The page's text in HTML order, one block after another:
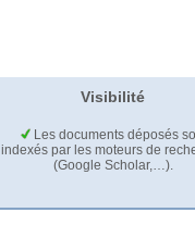
Visibilité
Les documents déposés
indexés par les moteurs de
(Google Scholar,…).